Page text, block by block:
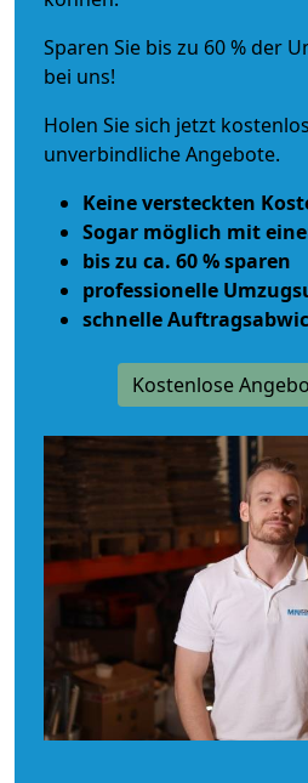
Sparen Sie bis zu 60 % der
bei uns!
Holen Sie sich jetzt
unverbindliche Angebote.
Keine versteckten
Sogar möglich mit
bis zu ca. 60 % sparen
professionelle
schnelle
Kostenlose